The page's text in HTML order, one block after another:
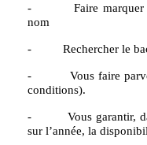
- Faire marquer vos
nom
- Rechercher le bac
- Vous faire parvenir
conditions).
- Vous garantir, dans
sur l’année, la